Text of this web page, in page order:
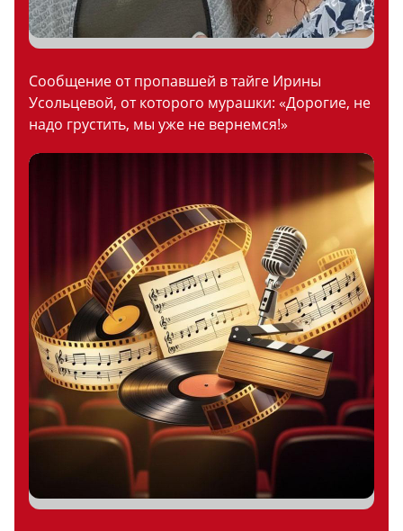
Сообщение от пропавшей в тайге Ирины
Усольцевой, от которого мурашки: «Дорогие, не
надо грустить, мы уже не вернемся!»